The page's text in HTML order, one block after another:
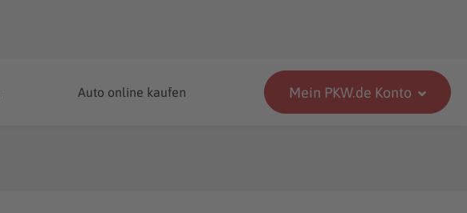
Auto online kaufen Mein PKW.de Konto